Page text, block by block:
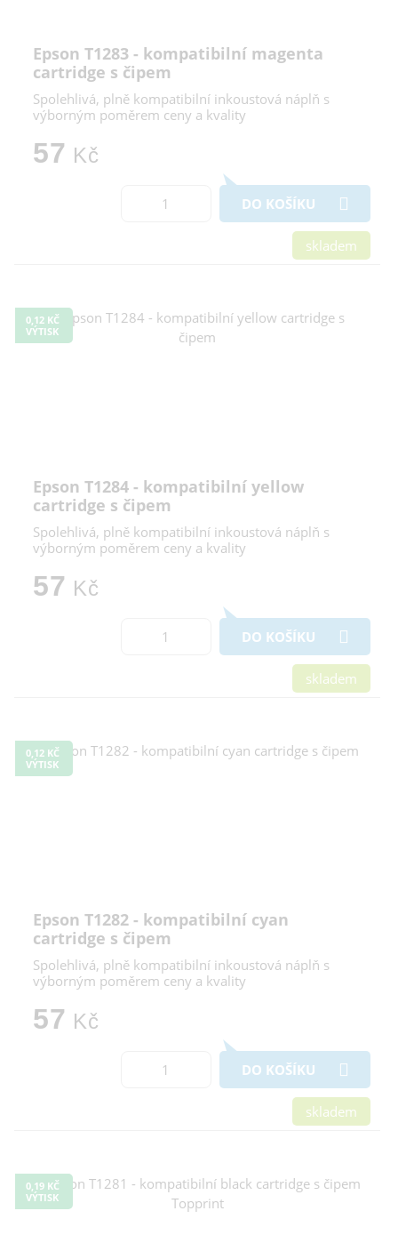
Epson T1283 - kompatibilní magenta
cartridge s čipem
Spolehlivá, plně kompatibilní inkoustová náplň s
výborným poměrem ceny a kvality
57 Kč
DO KOŠÍKU
skladem
0,12 KČ
VÝTISK
Epson T1284 - kompatibilní yellow
cartridge s čipem
Spolehlivá, plně kompatibilní inkoustová náplň s
výborným poměrem ceny a kvality
57 Kč
DO KOŠÍKU
skladem
0,12 KČ
VÝTISK
Epson T1282 - kompatibilní cyan
cartridge s čipem
Spolehlivá, plně kompatibilní inkoustová náplň s
výborným poměrem ceny a kvality
57 Kč
DO KOŠÍKU
skladem
0,19 KČ
VÝTISK